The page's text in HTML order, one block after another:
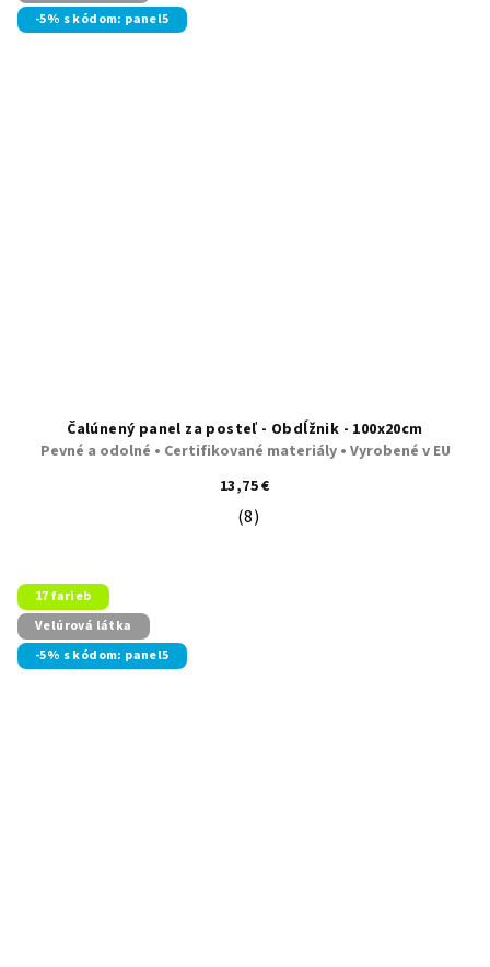
-5% s kódom: panel5
Čalúnený panel za posteľ - Obdĺžnik - 100x20cm
Pevné a odolné • Certifikované materiály • Vyrobené v EU
13,75 €
Priemerné hodnotenie produktu
(8)
17 farieb
Velúrová látka
-5% s kódom: panel5